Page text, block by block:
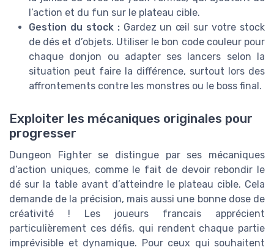
l’action et du fun sur le plateau cible.
Gestion du stock :Gardez un œil sur votre stock
de dés et d’objets. Utiliser le bon code couleur pour
chaque donjon ou adapter ses lancers selon la
situation peut faire la différence, surtout lors des
affrontements contre les monstres ou le boss final.
Exploiter les mécaniques originales pour
progresser
Dungeon Fighter se distingue par ses mécaniques
d’action uniques, comme le fait de devoir rebondir le
dé sur la table avant d’atteindre le plateau cible. Cela
demande de la précision, mais aussi une bonne dose de
créativité ! Les joueurs francais apprécient
particulièrement ces défis, qui rendent chaque partie
imprévisible et dynamique. Pour ceux qui souhaitent